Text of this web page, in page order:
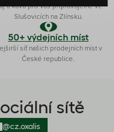
a kávu pro vás připravujeme ve
Slušovicích na Zlínsku.
50+ výdejních míst
síť našich prodejních míst v
České republice.
sítě
@cz.oxalis